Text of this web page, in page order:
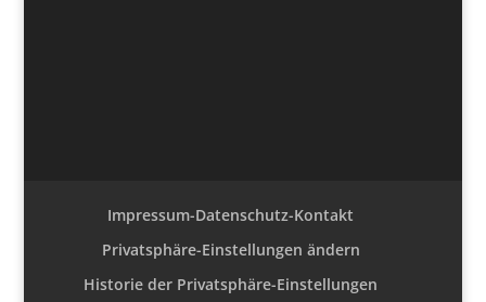
Impressum-Datenschutz-Kontakt
Privatsphäre-Einstellungen ändern
Historie der Privatsphäre-Einstellungen